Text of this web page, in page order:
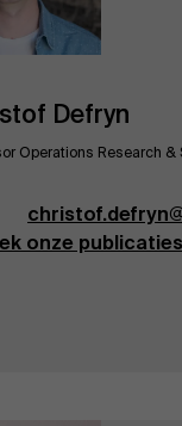
Defryn
Operations Research &
onze publicaties